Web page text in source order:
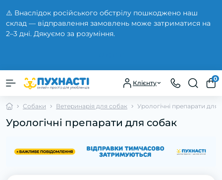
⚠️ Внаслідок російського обстрілу пошкоджено наш
склад — відправлення замовлень може затриматися на
2–3 дні. Дякуємо за розуміння.
Клієнту
0
Собаки Ветеринарія для собак Урологічні препарати для
Урологічні препарати для собак